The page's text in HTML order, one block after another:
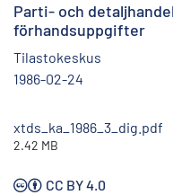
Parti- och
förhandsuppgifter
Tilastokeskus
1986-02-24
xtds_ka_1986_3_dig.pdf
2.42 MB
CC BY 4.0